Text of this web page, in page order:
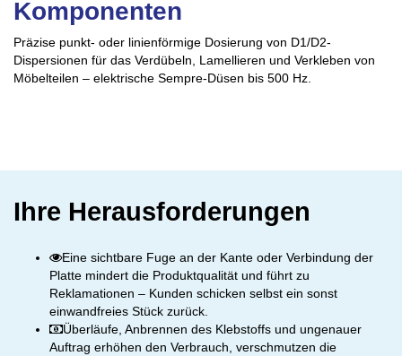
Komponenten
Präzise punkt- oder linienförmige Dosierung von D1/D2-
Dispersionen für das Verdübeln, Lamellieren und Verkleben von
Möbelteilen – elektrische Sempre-Düsen bis 500 Hz.
Ihre Herausforderungen
Eine sichtbare Fuge an der Kante oder Verbindung der
Platte mindert die Produktqualität und führt zu
Reklamationen – Kunden schicken selbst ein sonst
einwandfreies Stück zurück.
Überläufe, Anbrennen des Klebstoffs und ungenauer
Auftrag erhöhen den Verbrauch, verschmutzen die